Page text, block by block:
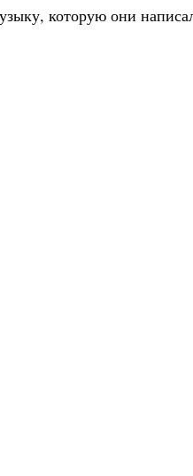
которую они